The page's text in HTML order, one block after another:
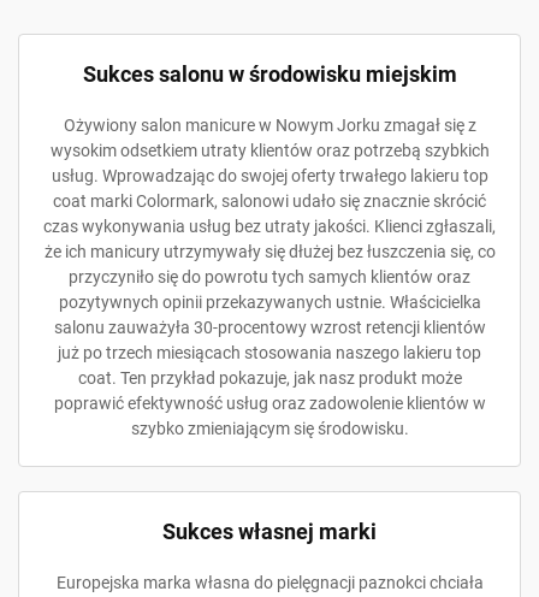
Sukces salonu w środowisku miejskim
Ożywiony salon manicure w Nowym Jorku zmagał się z
wysokim odsetkiem utraty klientów oraz potrzebą szybkich
usług. Wprowadzając do swojej oferty trwałego lakieru top
coat marki Colormark, salonowi udało się znacznie skrócić
czas wykonywania usług bez utraty jakości. Klienci zgłaszali,
że ich manicury utrzymywały się dłużej bez łuszczenia się, co
przyczyniło się do powrotu tych samych klientów oraz
pozytywnych opinii przekazywanych ustnie. Właścicielka
salonu zauważyła 30-procentowy wzrost retencji klientów
już po trzech miesiącach stosowania naszego lakieru top
coat. Ten przykład pokazuje, jak nasz produkt może
poprawić efektywność usług oraz zadowolenie klientów w
szybko zmieniającym się środowisku.
Sukces własnej marki
Europejska marka własna do pielęgnacji paznokci chciała